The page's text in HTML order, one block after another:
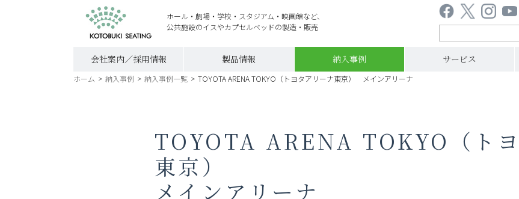
ホール・劇場・学校・スタジアム・映画館など、
公共施設のイスやカプセルベッドの製造・販売
会社案内／採用情報 製品情報 納入事例 サービス
ホーム > 納入事例 > 納入事例一覧 > TOYOTA ARENA TOKYO（トヨタアリーナ東京） メインアリーナ
TOYOTA ARENA TOKYO（ト
東京）
メインアリーナ